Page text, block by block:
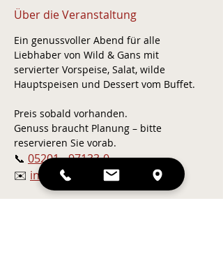
Über die Veranstaltung
Ein genussvoller Abend für alle
Liebhaber von Wild & Gans mit
servierter Vorspeise, Salat, wilde
Hauptspeisen und Dessert vom Buffet.
Preis sobald vorhanden.
Genuss braucht Planung – bitte
reservieren Sie vorab.
📞 05201 - 97133-0
✉️ info@landhotel-jaeckel.de